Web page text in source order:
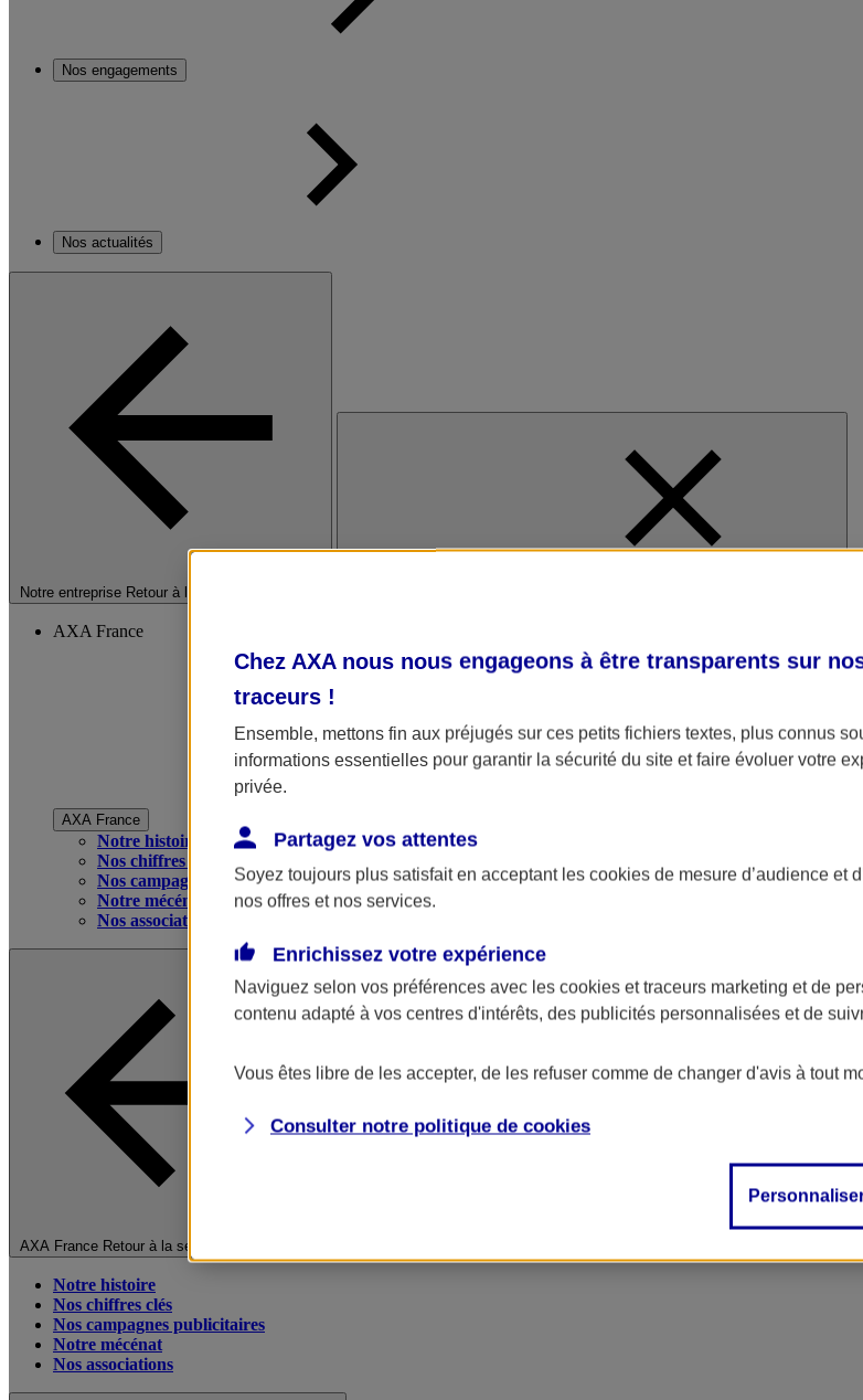
Nos engagements
Nos actualités
Notre entreprise Retour à la section précédente
AXA France
AXA France
Notre histoire
Nos chiffres clés
Nos campagnes publicitaires
Notre mécénat
Nos associations
AXA France Retour à la section précédente
Notre histoire
Nos chiffres clés
Nos campagnes publicitaires
Notre mécénat
Nos associations
Chez AXA nous nous engageons à être transparents sur
traceurs !
Ensemble, mettons fin aux préjugés sur ces petits fichiers textes, plus connus
informations essentielles pour garantir la sécurité du site et faire évoluer votre
privée.
Partagez vos attentes
Soyez toujours plus satisfait en acceptant les cookies de mesure d’audience et
nos offres et nos services.
Enrichissez votre expérience
Naviguez selon vos préférences avec les cookies et traceurs marketing et de
contenu adapté à vos centres d'intérêts, des publicités personnalisées et de
Vous êtes libre de les accepter, de les refuser comme de changer d'avis à tout
Consulter notre politique de cookies